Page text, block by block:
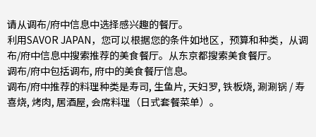
请从调布/府中信息中选择感兴趣的餐厅。
利用SAVOR JAPAN，您可以根据您的条件如地区，预算和种类，从调
布/府中信息中搜索推荐的美食餐厅。从东京都搜索美食餐厅。
调布/府中包括调布, 府中的美食餐厅信息。
调布/府中推荐的料理种类是寿司, 生鱼片, 天妇罗, 铁板烧, 涮涮锅 / 寿
喜烧, 烤肉, 居酒屋, 会席料理（日式套餐菜单） 。